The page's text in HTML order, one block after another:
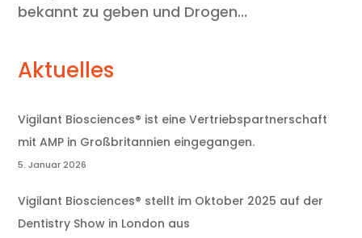
bekannt zu geben und Drogen...
Aktuelles
Vigilant Biosciences® ist eine Vertriebspartnerschaft
mit AMP in Großbritannien eingegangen.
5. Januar 2026
Vigilant Biosciences® stellt im Oktober 2025 auf der
Dentistry Show in London aus